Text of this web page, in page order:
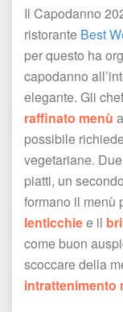
Il Capodanno
ristorante Best
per questo ha
capodanno
elegante. Gli
raffinato menù
possibile
vegetariane.
piatti, un
formano il menù
lenticchie e il
come buon
coccare della
intrattenimento